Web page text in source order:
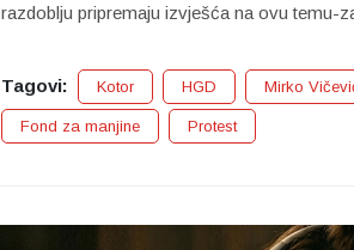
razdoblju pripremaju izvješća na ovu temu-
Tagovi: Kotor HGD Mirko
Fond za manjine Protest